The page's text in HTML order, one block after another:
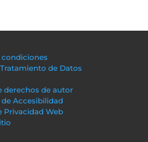
condiciones
de Datos
derechos de autor
de Accesibilidad
Privacidad Web